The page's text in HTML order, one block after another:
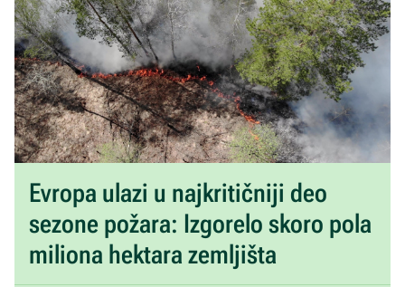
Evropa ulazi u najkritičniji deo
sezone požara: Izgorelo skoro pola
miliona hektara zemljišta